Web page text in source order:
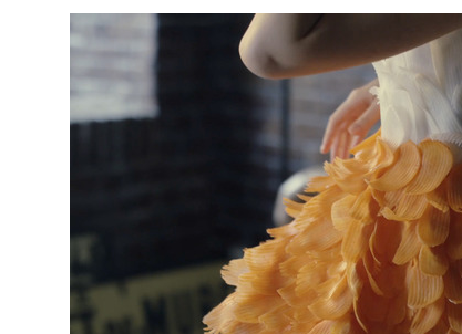
グラビア
ショッピング
その他